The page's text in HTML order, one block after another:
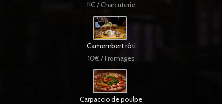
11€ / Charcuterie
Camembert rôti
10€ / Fromages
Carpaccio de poulpe